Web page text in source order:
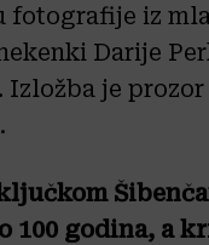
fotografije iz
Darije
je
godina, a